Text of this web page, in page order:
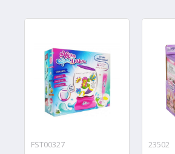
FST00327
23502